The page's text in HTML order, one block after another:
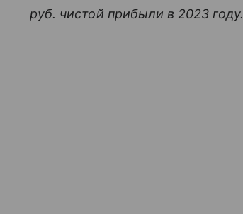
руб. чистой прибыли в 2023 году.